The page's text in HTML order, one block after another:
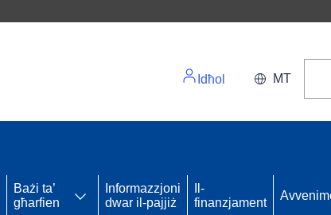
Idħol MT
Bażi ta’
għarfien
Informazzjoni
dwar il-pajjiż
Il-
finanzjament